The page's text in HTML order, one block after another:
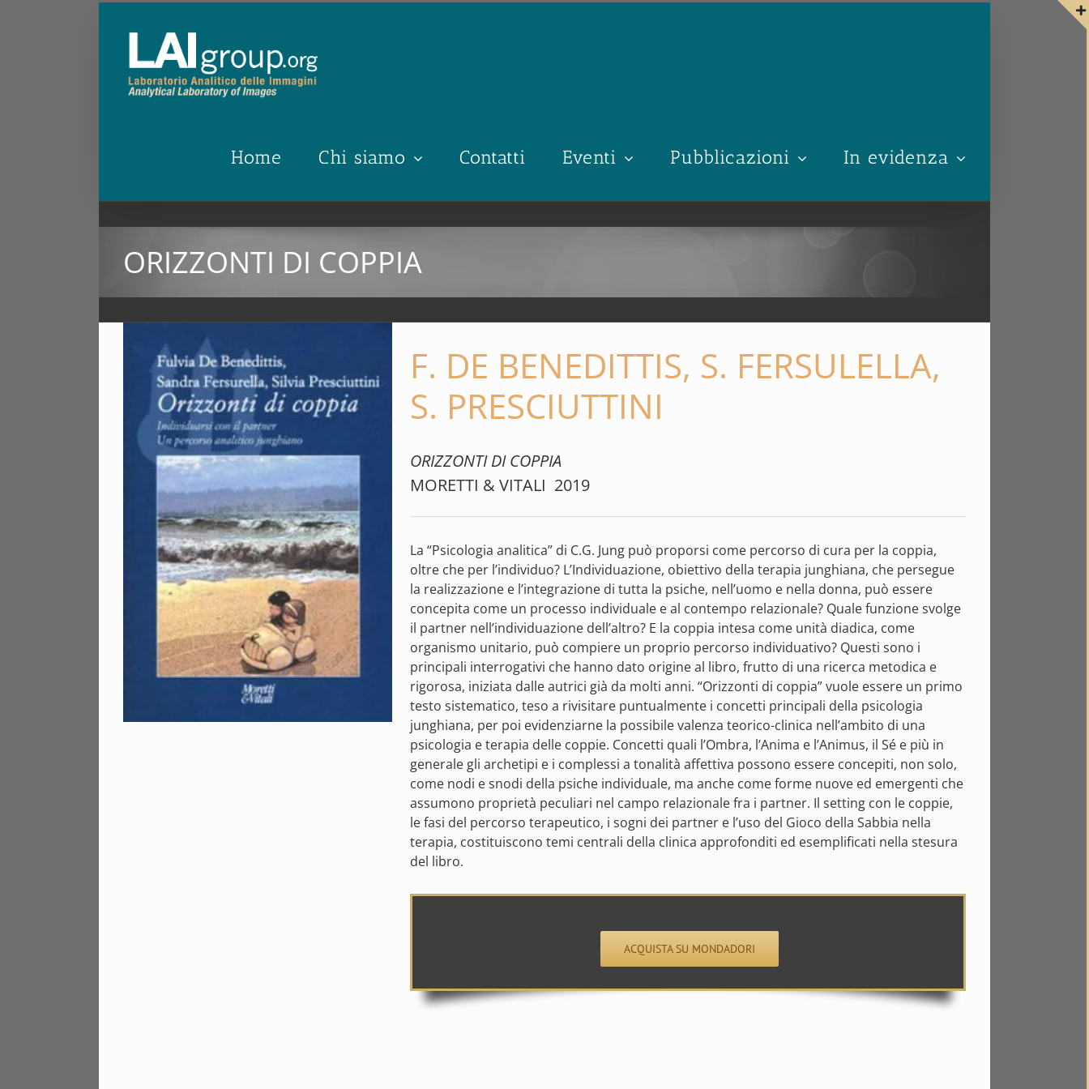
Home Chi siamo Contatti Eventi Pubblicazioni In evidenza
ORIZZONTI DI COPPIA
F. DE BENEDITTIS, S. FERSULELLA,
S. PRESCIUTTINI
ORIZZONTI DI COPPIA
MORETTI & VITALI 2019
La “Psicologia analitica” di C.G. Jung può proporsi come percorso di cura per la coppia,
oltre che per l’individuo? L’Individuazione, obiettivo della terapia junghiana, che persegue
la realizzazione e l’integrazione di tutta la psiche, nell’uomo e nella donna, può essere
concepita come un processo individuale e al contempo relazionale? Quale funzione svolge
il partner nell’individuazione dell’altro? E la coppia intesa come unità diadica, come
organismo unitario, può compiere un proprio percorso individuativo? Questi sono i
principali interrogativi che hanno dato origine al libro, frutto di una ricerca metodica e
rigorosa, iniziata dalle autrici già da molti anni. “Orizzonti di coppia” vuole essere un primo
testo sistematico, teso a rivisitare puntualmente i concetti principali della psicologia
junghiana, per poi evidenziarne la possibile valenza teorico-clinica nell’ambito di una
psicologia e terapia delle coppie. Concetti quali l’Ombra, l’Anima e l’Animus, il Sé e più in
generale gli archetipi e i complessi a tonalità affettiva possono essere concepiti, non solo,
come nodi e snodi della psiche individuale, ma anche come forme nuove ed emergenti che
assumono proprietà peculiari nel campo relazionale fra i partner. Il setting con le coppie,
le fasi del percorso terapeutico, i sogni dei partner e l’uso del Gioco della Sabbia nella
terapia, costituiscono temi centrali della clinica approfonditi ed esemplificati nella stesura
del libro.
ACQUISTA SU MONDADORI